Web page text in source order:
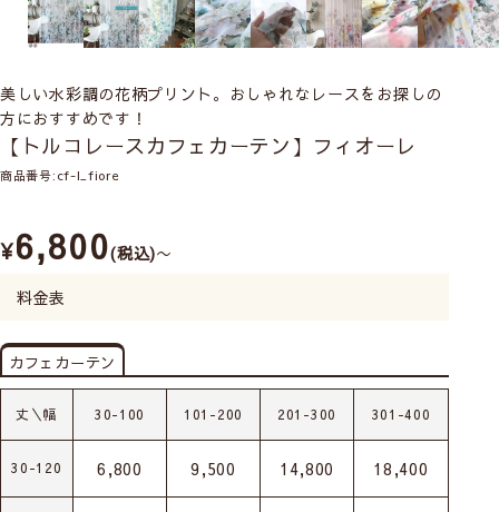
美しい水彩調の花柄プリント。おしゃれなレースをお探しの
方におすすめです！
【トルコレースカフェカーテン】フィオーレ
商品番号 cf-l_fiore
¥6,800 税込 〜
料金表
カフェカーテン
丈＼幅 30-100 101-200 201-300 301-400
30-120 6,800 9,500 14,800 18,400